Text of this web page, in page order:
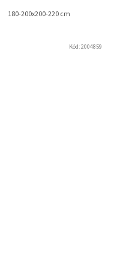
180-200x200-220 cm
Kód:2004859